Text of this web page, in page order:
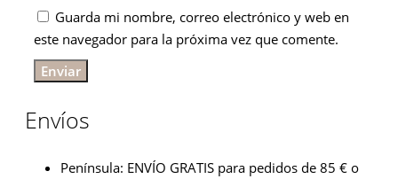
Guarda mi nombre, correo electrónico y web en
este navegador para la próxima vez que comente.
Envíos
Península: ENVÍO GRATIS para pedidos de 85 € o